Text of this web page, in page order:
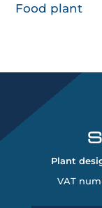
Food plant
Plant
VAT